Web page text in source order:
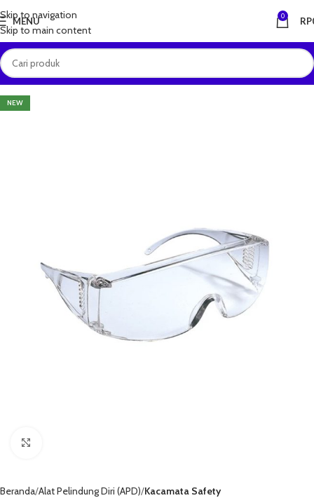
Skip to navigation
Skip to main content
MENU 0 RP
NEW
Beranda Alat Pelindung Diri (APD) Kacamata Safety